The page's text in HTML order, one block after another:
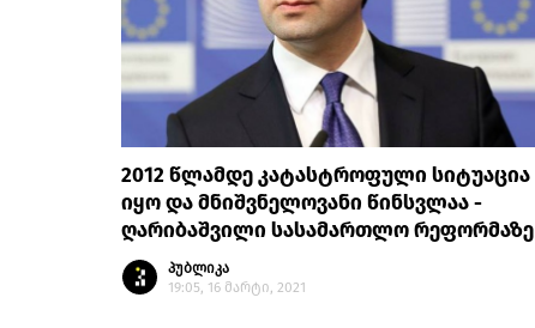
2012 წლამდე კატასტროფული სიტუაცია
იყო და მნიშვნელოვანი წინსვლაა -
ღარიბაშვილი სასამართლო რეფორმაზე
პუბლიკა
19:05, 16 მარტი, 2021